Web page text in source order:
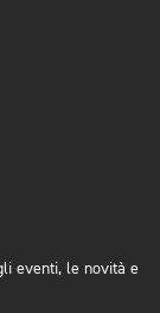
eventi, le novità e